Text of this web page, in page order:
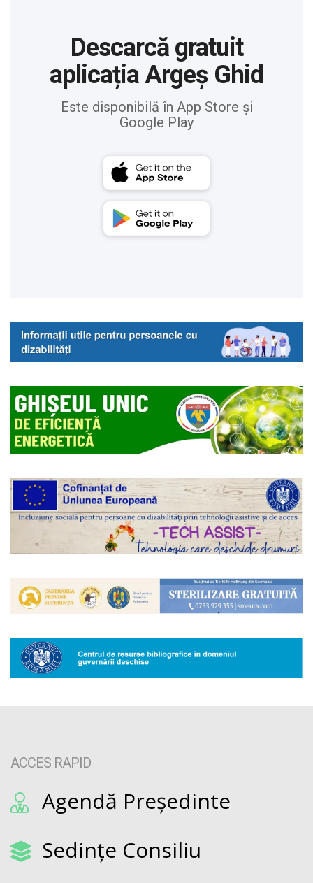
Descarcă gratuit
aplicația Argeș Ghid
Este disponibilă în App Store și
Google Play
ACCES RAPID
Agendă Președinte
Sedințe Consiliu